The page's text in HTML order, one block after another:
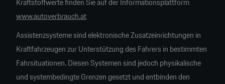
www.autoverbrauch.at
Assistenzsysteme sind elektronische Zusatzeinrichtungen in
Kraftfahrzeugen zur Unterstützung des Fahrers in bestimmten
Fahrsituationen. Diesen Systemen sind jedoch physikalische
und systembedingte Grenzen gesetzt und entbinden den